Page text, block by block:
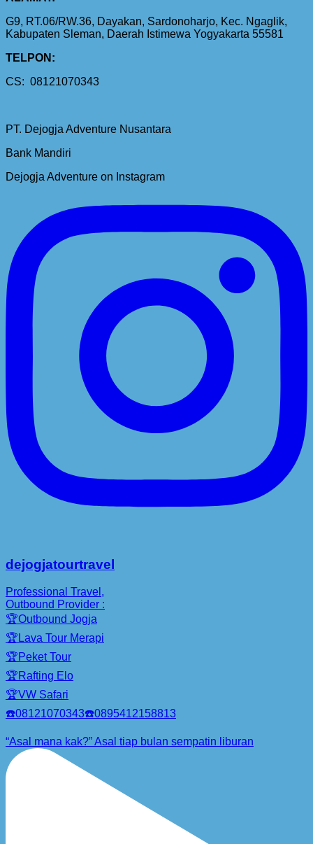
G9, RT.06/RW.36, Dayakan, Sardonoharjo, Kec. Ngaglik,
Kabupaten Sleman, Daerah Istimewa Yogyakarta 55581
TELPON:
CS: 08121070343
PT. Dejogja Adventure Nusantara
Bank Mandiri
Dejogja Adventure on Instagram
dejogjatourtravel
Professional Travel,
Outbound Provider :
🏆Outbound Jogja
🏆Lava Tour Merapi
🏆Peket Tour
🏆Rafting Elo
🏆VW Safari
☎️08121070343☎️0895412158813
“Asal mana kak?” Asal tiap bulan sempatin liburan